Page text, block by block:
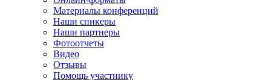
Материалы конференций
Наши спикеры
Наши партнеры
Фотоотчеты
Видео
Отзывы
Помощь участнику